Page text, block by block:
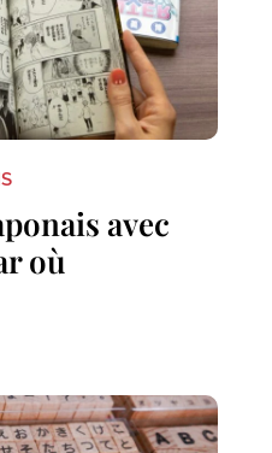
avec
où